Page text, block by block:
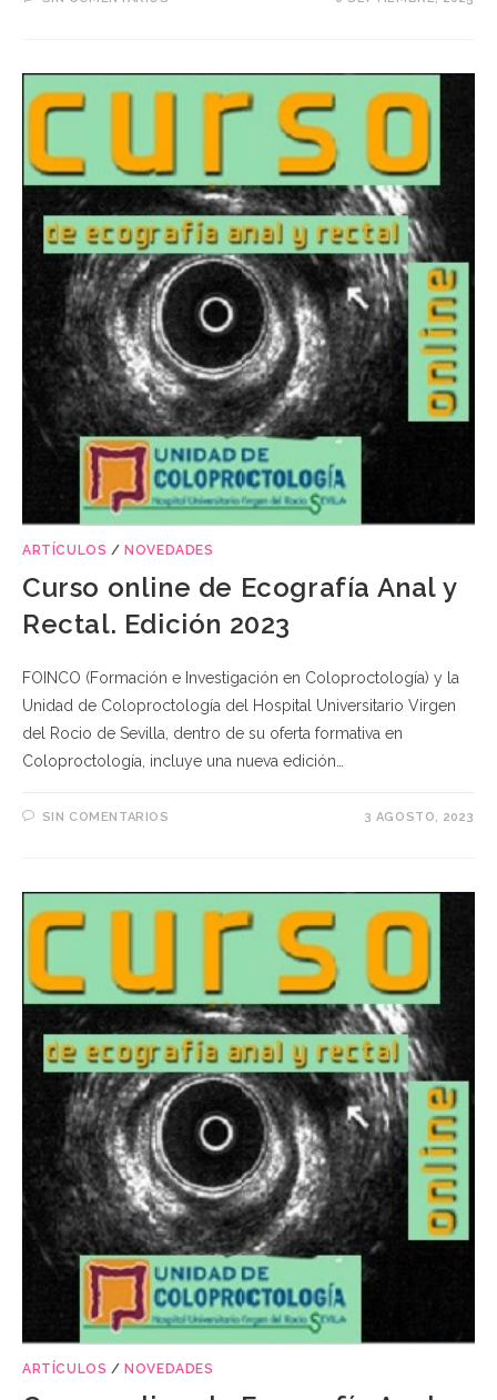
ARTÍCULOS / NOVEDADES
Curso online de Ecografía Anal y
Rectal. Edición 2023
FOINCO (Formación e Investigación en Coloproctología) y la
Unidad de Coloproctología del Hospital Universitario Virgen
del Rocio de Sevilla, dentro de su oferta formativa en
Coloproctología, incluye una nueva edición…
SIN COMENTARIOS 3 AGOSTO, 2023
ARTÍCULOS / NOVEDADES